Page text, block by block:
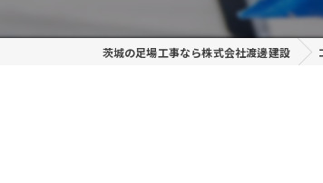
茨城の足場工事なら株式会社渡邊建設